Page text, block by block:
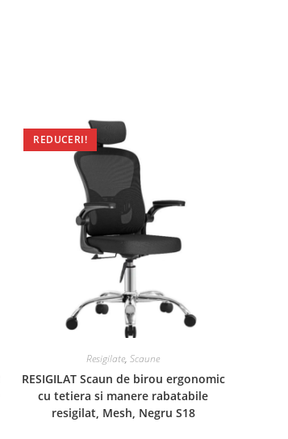
REDUCERI!
Resigilate,Scaune
RESIGILAT Scaun de birou ergonomic
cu tetiera si manere rabatabile
resigilat, Mesh, Negru S18